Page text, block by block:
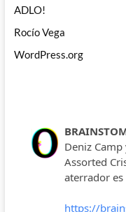
ADLO!
Rocío Vega
WordPress.org